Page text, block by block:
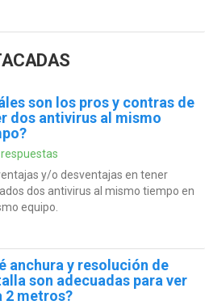
son los pros y contras de
dos antivirus al mismo
y/o desventajas en tener
dos antivirus al mismo tiempo en
equipo.
anchura y resolución de
son adecuadas para ver
2 metros?